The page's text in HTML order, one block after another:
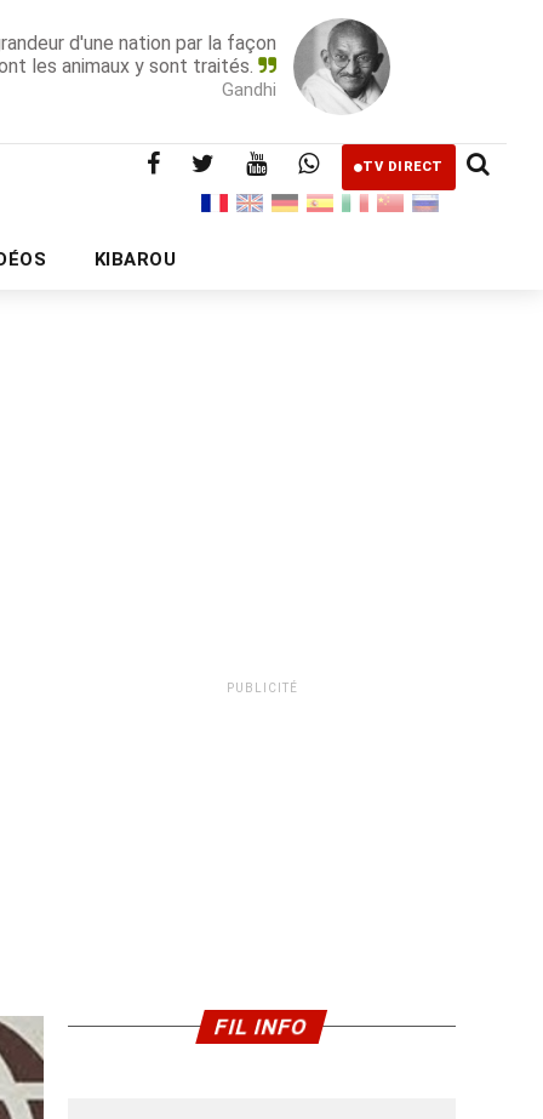
d'une nation par la façon
les animaux y sont traités.
Gandhi
TV DIRECT
KIBAROU
PUBLICITÉ
FIL INFO